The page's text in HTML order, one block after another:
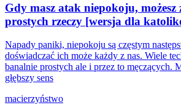
Gdy masz atak niepokoju,
prostych rzeczy [wersja dla
Napady paniki, niepokoju są częstym
doświadczać ich może każdy z nas. Wiele
banalnie prostych ale i przez to męczących.
głębszy sens
macierzyństwo